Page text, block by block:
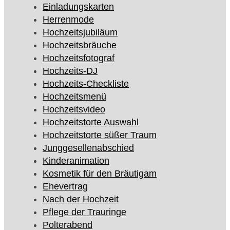
Einladungskarten
Herrenmode
Hochzeitsjubiläum
Hochzeitsbräuche
Hochzeitsfotograf
Hochzeits-DJ
Hochzeits-Checkliste
Hochzeitsmenü
Hochzeitsvideo
Hochzeitstorte Auswahl
Hochzeitstorte süßer Traum
Junggesellenabschied
Kinderanimation
Kosmetik für den Bräutigam
Ehevertrag
Nach der Hochzeit
Pflege der Trauringe
Polterabend